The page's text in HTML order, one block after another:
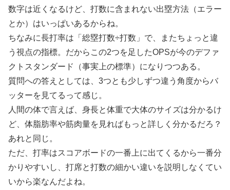
数字は近くなるけど、打数に含まれない出塁方法（エラー
とか）はいっぱいあるからね。
ちなみに長打率は「総塁打数÷打数」で、またちょっと違
う視点の指標。だからこの2つを足したOPSが今のデファ
クトスタンダード（事実上の標準）になりつつある。
質問への答えとしては、3つとも少しずつ違う角度からバ
ッターを見てるって感じ。
人間の体で言えば、身長と体重で大体のサイズは分かるけ
ど、体脂肪率や筋肉量を見ればもっと詳しく分かるだろ？
あれと同じ。
ただ、打率はスコアボードの一番上に出てくるから一番分
かりやすいし、打席と打数の細かい違いを説明しなくてい
いから楽なんだよね。